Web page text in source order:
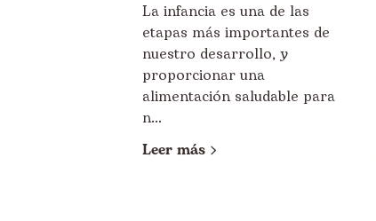
La infancia es una de las
etapas más importantes de
nuestro desarrollo, y
proporcionar una
alimentación saludable para
n...
Leer más